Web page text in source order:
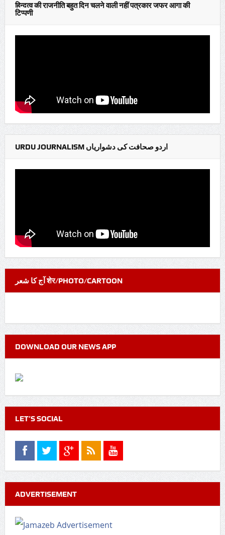
हिन्दुत्व की राजनीति बहुत दिन चलने वाली नहीं पत्रकार जफर आगा की
टिप्पणी
URDU JOURNALISM اردو صحافت کی دشواریاں
آج کا شعر शेर/PHOTO/CARTOON
DOWNLOAD OUR NEWS APP
LET’S SOCIAL
ADVERTISEMENT